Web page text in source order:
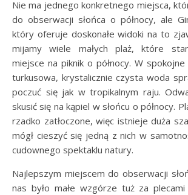
Nie ma jednego konkretnego miejsca,
do obserwacji słońca o północy, ale
który oferuje doskonałe widoki na to
mijamy wiele małych plaż, które
miejsce na piknik o północy. W spokojne
turkusowa, krystalicznie czysta woda
poczuć się jak w tropikalnym raju.
skusić się na kąpiel w słońcu o północy.
rzadko zatłoczone, więc istnieje duża
mógł cieszyć się jedną z nich w
cudownego spektaklu natury.
Najlepszym miejscem do obserwacji
nas było małe wzgórze tuż za